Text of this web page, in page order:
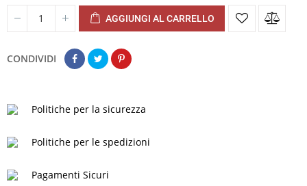
AGGIUNGI AL CARRELLO
CONDIVIDI
Politiche per la sicurezza
Politiche per le spedizioni
Pagamenti Sicuri